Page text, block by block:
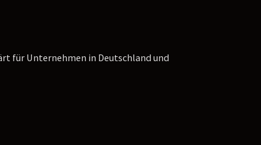
für Unternehmen in Deutschland und